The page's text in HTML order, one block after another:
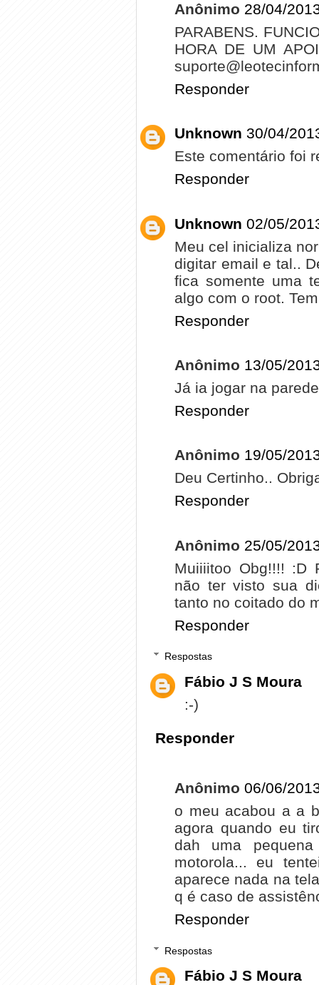
Anônimo 28/04/
PARABENS.
HORA DE UM
Responder
Unknown 30/04/
Este comentário foi
Responder
Unknown 02/05/
Meu cel inicializa
digitar email e tal..
fica somente uma
algo com o root.
Responder
Anônimo 13/05/
Já ia jogar na
Responder
Anônimo 19/05/
Deu Certinho..
Responder
Anônimo 25/05/
Muiiiitoo Obg!!!! :D
não ter visto sua
tanto no coitado do
Responder
Respostas
Fábio J S Moura
:-)
Responder
Anônimo 06/06/
o meu acabou a a
agora quando eu
dah uma
motorola... eu
aparece nada na
q é caso de
Responder
Respostas
Fábio J S Moura